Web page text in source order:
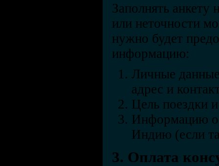
Заполнять
или неточности
нужно будет
информацию:
Личные
адрес и
Цель поездки
Информацию о
Индию (если
3. Оплата